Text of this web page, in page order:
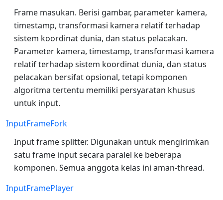
Frame masukan. Berisi gambar, parameter kamera,
timestamp, transformasi kamera relatif terhadap
sistem koordinat dunia, dan status pelacakan.
Parameter kamera, timestamp, transformasi kamera
relatif terhadap sistem koordinat dunia, dan status
pelacakan bersifat opsional, tetapi komponen
algoritma tertentu memiliki persyaratan khusus
untuk input.
InputFrameFork
Input frame splitter. Digunakan untuk mengirimkan
satu frame input secara paralel ke beberapa
komponen. Semua anggota kelas ini aman-thread.
InputFramePlayer